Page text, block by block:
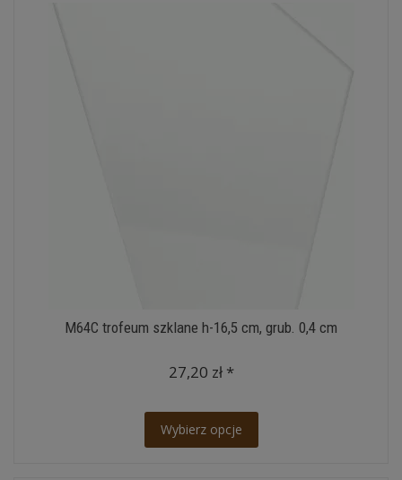
M64C trofeum szklane h-16,5 cm, grub. 0,4 cm
27,20 zł *
Wybierz opcje